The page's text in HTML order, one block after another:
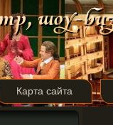
Карта сайта